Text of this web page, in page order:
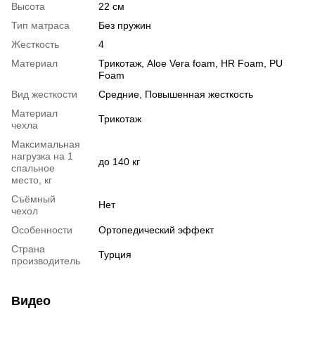
Высота
22 см
Тип матраса
Без пружин
Жесткость
4
Материал
Трикотаж, Aloe Vera foam, HR Foam, PU
Foam
Вид жесткости
Средние, Повышенная жесткость
Материал
чехла
Трикотаж
Максимальная
нагрузка на 1
спальное
место, кг
до 140 кг
Съёмный
чехол
Нет
Особенности
Ортопедический эффект
Страна
производитель
Турция
Видео